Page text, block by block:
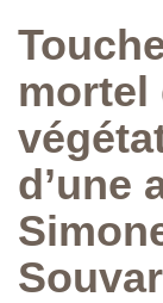
mortel
d’une